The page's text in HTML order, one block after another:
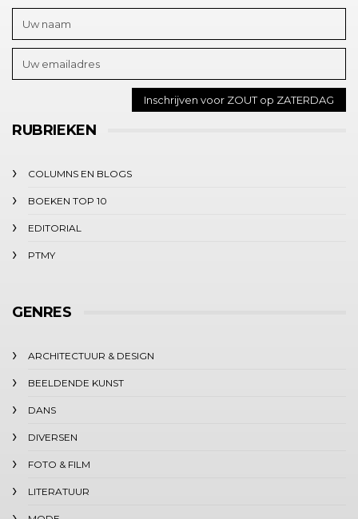
RUBRIEKEN
COLUMNS EN BLOGS
BOEKEN TOP 10
EDITORIAL
PTMY
GENRES
ARCHITECTUUR & DESIGN
BEELDENDE KUNST
DANS
DIVERSEN
FOTO & FILM
LITERATUUR